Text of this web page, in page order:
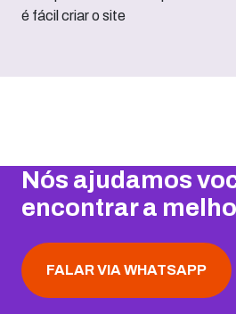
Nós ajudamos
encontrar a
FALAR VIA WHATSAPP